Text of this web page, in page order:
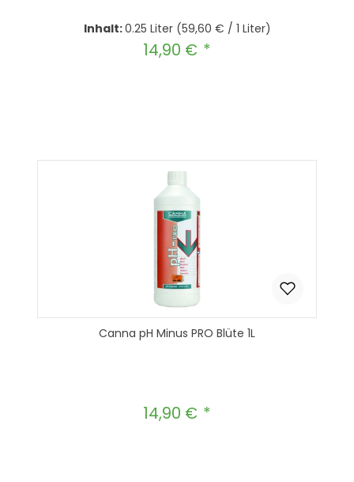
Inhalt:0.25 Liter (59,60 € / 1 Liter)
Regulärer Preis:
14,90 €
Canna pH Minus PRO Blüte 1L
Regulärer Preis:
14,90 €